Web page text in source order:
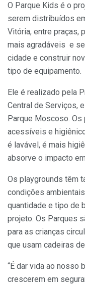
O Parque Kids é o
serem distribuídos
Vitória, entre praças,
mais agradáveis e
cidade e construir
tipo de equipamento.
Ele é realizado pela
Central de Serviços,
Parque Moscoso.
acessíveis e
é lavável, é mais
absorve o impacto
Os playgrounds têm
condições
quantidade e tipo de
projeto. Os Parques
para as crianças
que usam cadeiras
“É dar vida ao nosso
crescerem em